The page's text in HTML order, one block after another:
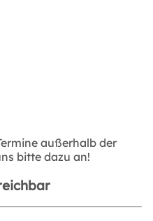
außerhalb der
bitte dazu an!